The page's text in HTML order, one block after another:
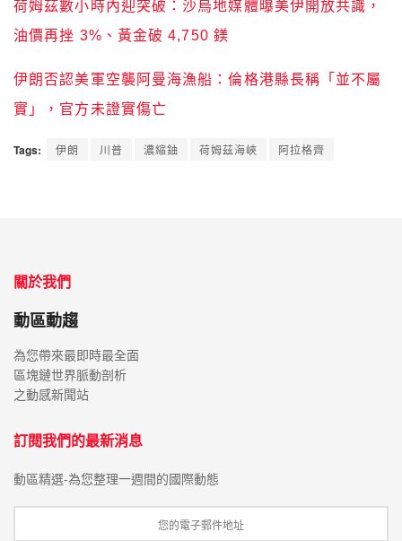
荷姆茲數小時內迎突破：沙烏地媒體曝美伊開放共識，
油價再挫 3%、黃金破 4,750 鎂
伊朗否認美軍空襲阿曼海漁船：倫格港縣長稱「並不屬
實」，官方未證實傷亡
Tags: 伊朗 川普 濃縮鈾 荷姆茲海峽 阿拉格齊
關於我們
動區動趨
為您帶來最即時最全面
區塊鏈世界脈動剖析
之動感新聞站
訂閱我們的最新消息
動區精選-為您整理一週間的國際動態